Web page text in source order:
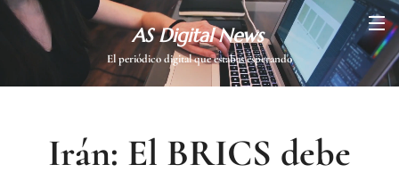
AS Digital News
El periódico digital que estabas esperando
Irán: El BRICS debe